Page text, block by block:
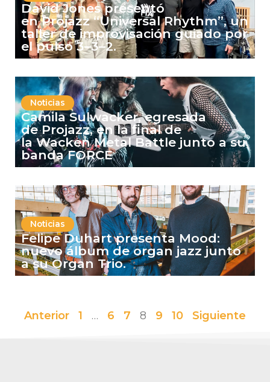
David Jones presentó
en Projazz “Universal Rhythm”, un
taller de improvisación guiado por
el pulso 3–3–2.
Noticias
Camila Sulwacker, egresada
de Projazz, en la final de
la Wacken Metal Battle junto a su
banda FORCE
Noticias
Felipe Duhart presenta Mood:
nuevo álbum de organ jazz junto
a su Organ Trio.
Anterior 1 … 6 7 8 9 10 Siguiente